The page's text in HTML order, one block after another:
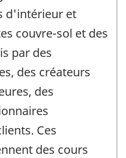
d'intérieur et
couvre-sol et des
par des
des créateurs
des
Ces
des cours